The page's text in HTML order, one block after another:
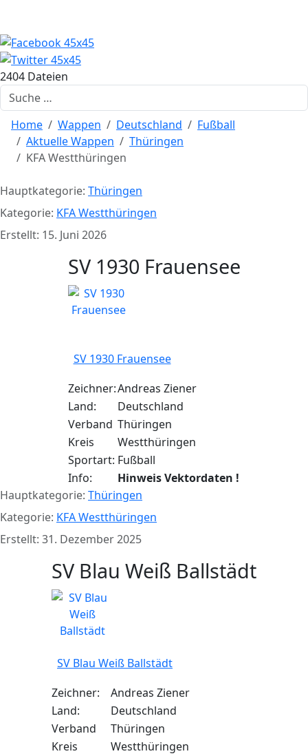
2404 Dateien
Suchen
Home Wappen Deutschland
Fußball
Aktuelle Wappen
Thüringen
KFA Westthüringen
Hauptkategorie: Thüringen
Kategorie: KFA Westthüringen
Erstellt: 15. Juni 2026
SV 1930 Frauensee
SV 1930 Frauensee
Zeichner:Andreas Ziener
Land:
Deutschland
Verband Thüringen
Kreis
Westthüringen
Sportart: Fußball
Info:
Hinweis Vektordaten !
Hauptkategorie: Thüringen
Kategorie: KFA Westthüringen
Erstellt: 31. Dezember 2025
SV Blau Weiß Ballstädt
SV Blau Weiß Ballstädt
Zeichner:
Andreas Ziener
Land:
Deutschland
Verband
Thüringen
Kreis
Westthüringen